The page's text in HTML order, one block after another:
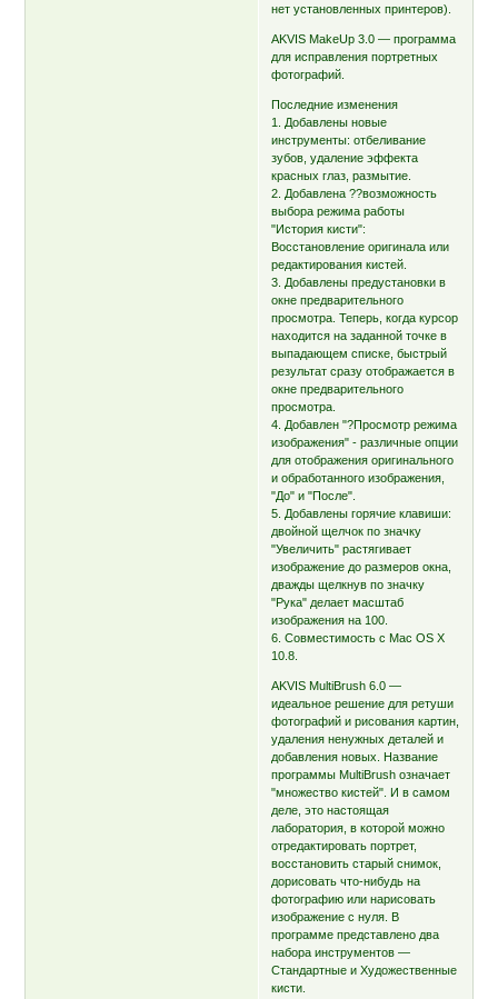
нет установленных принтеров).
AKVIS MakeUp 3.0 — программа
для исправления портретных
фотографий.
Последние изменения
1. Добавлены новые
инструменты: отбеливание
зубов, удаление эффекта
красных глаз, размытие.
2. Добавлена ??возможность
выбора режима работы
"История кисти":
Восстановление оригинала или
редактирования кистей.
3. Добавлены предустановки в
окне предварительного
просмотра. Теперь, когда курсор
находится на заданной точке в
выпадающем списке, быстрый
результат сразу отображается в
окне предварительного
просмотра.
4. Добавлен "?Просмотр режима
изображения" - различные опции
для отображения оригинального
и обработанного изображения,
"До" и "После".
5. Добавлены горячие клавиши:
двойной щелчок по значку
"Увеличить" растягивает
изображение до размеров окна,
дважды щелкнув по значку
"Рука" делает масштаб
изображения на 100.
6. Совместимость с Mac OS X
10.8.
AKVIS MultiBrush 6.0 —
идеальное решение для ретуши
фотографий и рисования картин,
удаления ненужных деталей и
добавления новых. Название
программы MultiBrush означает
"множество кистей". И в самом
деле, это настоящая
лаборатория, в которой можно
отредактировать портрет,
восстановить старый снимок,
дорисовать что-нибудь на
фотографию или нарисовать
изображение с нуля. В
программе представлено два
набора инструментов —
Стандартные и Художественные
кисти.